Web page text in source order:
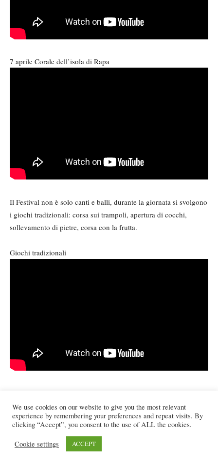
7 aprile Corale dell’isola di Rapa
Il Festival non è solo canti e balli, durante la giornata si svolgono
i giochi tradizionali: corsa sui trampoli, apertura di cocchi,
sollevamento di pietre, corsa con la frutta.
Giochi tradizionali
animare la giornata, focus sul gruppo di Rurutu.
Attività Rurutu
We use cookies on our website to give you the most relevant
experience by remembering your preferences and repeat visits. By
clicking “Accept”, you consent to the use of ALL the cookies.
Cookie settings ACCEPT